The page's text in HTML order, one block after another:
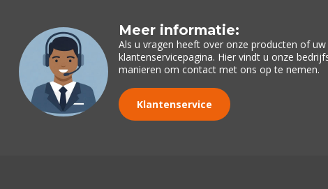
Meer informatie:
Als u vragen heeft over onze producten of
klantenservicepagina. Hier vindt u onze
manieren om contact met ons op te nemen.
Klantenservice